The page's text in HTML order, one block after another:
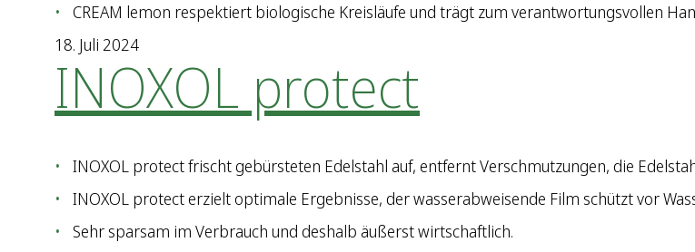
CREAM lemon respektiert biologische Kreisläufe und trägt zum verantwortungsvollen
18. Juli 2024
INOXOL protect
INOXOL protect frischt gebürsteten Edelstahl auf, entfernt Verschmutzungen, die
INOXOL protect erzielt optimale Ergebnisse, der wasserabweisende Film schützt vor
Sehr sparsam im Verbrauch und deshalb äußerst wirtschaftlich.